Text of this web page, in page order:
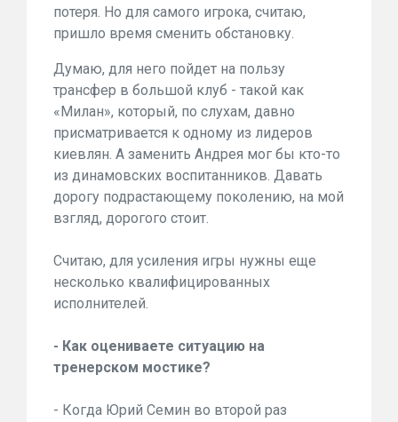
потеря. Но для самого игрока, считаю,
пришло время сменить обстановку.
Думаю, для него пойдет на пользу
трансфер в большой клуб - такой как
«Милан», который, по слухам, давно
присматривается к одному из лидеров
киевлян. А заменить Андрея мог бы кто-то
из динамовских воспитанников. Давать
дорогу подрастающему поколению, на мой
взгляд, дорогого стоит.
Считаю, для усиления игры нужны еще
несколько квалифицированных
исполнителей.
- Как оцениваете ситуацию на
тренерском мостике?
- Когда Юрий Семин во второй раз